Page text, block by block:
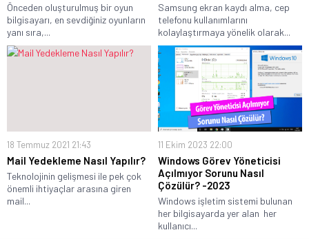
Önceden oluşturulmuş bir oyun
bilgisayarı, en sevdiğiniz oyunların
yanı sıra,...
Samsung ekran kaydı alma, cep
telefonu kullanımlarını
kolaylaştırmaya yönelik olarak...
18 Temmuz 2021 21:43
Mail Yedekleme Nasıl Yapılır?
Teknolojinin gelişmesi ile pek çok
önemli ihtiyaçlar arasına giren
mail...
11 Ekim 2023 22:00
Windows Görev Yöneticisi
Açılmıyor Sorunu Nasıl
Çözülür? -2023
Windows işletim sistemi bulunan
her bilgisayarda yer alan her
kullanıcı...